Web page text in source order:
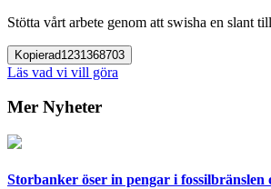
Stötta vårt arbete genom att swisha en slant till
Kopierad1231368703
Läs vad vi vill göra
Mer Nyheter
Storbanker öser in pengar i fossilbränslen